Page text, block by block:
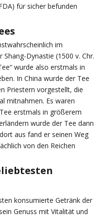
für sicher befunden
im
Dynastie (1500 v. Chr.
wurde also erstmals in
In China wurde der Tee
Priestern vorgestellt, die
mitnahmen. Es waren
erstmals in größerem
wurde der Tee dann
aus fand er seinen Weg
von den Reichen
konsumierte Getränk der
Genuss mit Vitalität und